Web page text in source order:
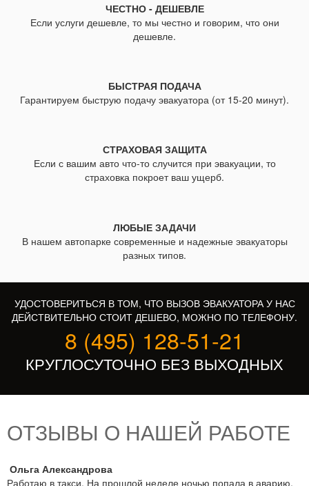
ЧЕСТНО - ДЕШЕВЛЕ
Если услуги дешевле, то мы честно и говорим, что они
дешевле.
БЫСТРАЯ ПОДАЧА
Гарантируем быструю подачу эвакуатора (от 15-20 минут).
СТРАХОВАЯ ЗАЩИТА
Если с вашим авто что-то случится при эвакуации, то
страховка покроет ваш ущерб.
ЛЮБЫЕ ЗАДАЧИ
В нашем автопарке современные и надежные эвакуаторы
разных типов.
УДОСТОВЕРИТЬСЯ В ТОМ, ЧТО ВЫЗОВ ЭВАКУАТОРА У НАС
ДЕЙСТВИТЕЛЬНО СТОИТ ДЕШЕВО, МОЖНО ПО ТЕЛЕФОНУ.
8 (495) 128-51-21
КРУГЛОСУТОЧНО БЕЗ ВЫХОДНЫХ
ОТЗЫВЫ О НАШЕЙ РАБОТЕ
Ольга Александрова
Работаю в такси. На прошлой неделе ночью попала в аварию,